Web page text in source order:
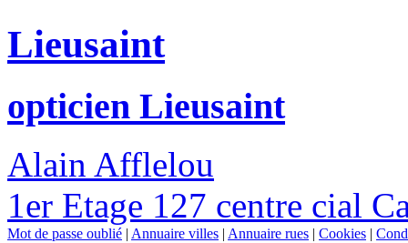
Lieusaint
opticien Lieusaint
Alain Afflelou
1er Etage 127 centre cial
Mot de passe oublié | Annuaire villes | Annuaire rues | Cookies |